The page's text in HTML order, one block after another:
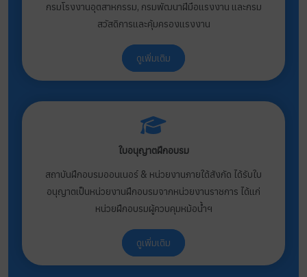
กรมโรงงานอุตสาหกรรม, กรมพัฒนาฝีมือแรงงาน และกรม
สวัสดิการและคุ้มครองแรงงาน
ดูเพิ่มเติม
ใบอนุญาตฝึกอบรม
สถาบันฝึกอบรมออนเนอร์ & หน่วยงานภายใต้สังกัด ได้รับใบ
อนุญาตเป็นหน่วยงานฝึกอบรมจากหน่วยงานราชการ ได้แก่
หน่วยฝึกอบรมผู้ควบคุมหม้อน้ำฯ
ดูเพิ่มเติม